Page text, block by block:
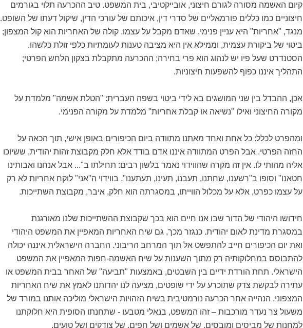
קיום האשמה מסורה לגורם חיצוני, אובייקטיבי, בית המשפט. טיב ההכרעה תלוי בגורמים
חיצוניים כמו כללים פורמאליים של סדרי דין, איכותם של עורכי הדין, שיקול דעתו של השופט.
מנגד, "אחריות" היא עניין פנימי, שאדם מקבל על עצמו. קולה של האחריות הוא קול המצפון;
ביטוי של ביקורת עצמית, וממילא אין היא מציבה טענות לעומתיות כלפי זולת כלשהו.
הסטנדרט שעל פיו יש לנהוג הוא פרי בחירה; ההכרעה מתקבלת בצקון הלחש הפרטי;
התהליך איננו כפוף להשפעות חיצוניות.
אכן, ההבדל בין שני המושגים בא לידי ביטוי בשפה העברית: "הטלת אשמה" מלמדת על
מקורה החיצוני ואילו "נשיאה או קבלת אחריות" מלמדת על מקורה הפנימי.
ומהפרט לכלל: כל אחת ואחד מאתנו מתוודה ביום הכיפורים באופן אישי, תוך הכאה על
החזה הפרטי. אבל הפרט המתוודה איננו אדם בודד אלא חלק מקבוצת זהות יהודית, ששיוכו
אליה מהותי לו. אין זה מקרה שהווידוי נאמר בלשון רבים: תחילתו ב"... אבל אנחנו ואבותינו
חטאנו" וסופו ב"רשענו, שחתנו, תעבנו, תעינו, תעתענו". בווידוי ה"אני" לוקח אחריות לא רק
על עצמו כפרט, אלא על מכלול הווייתו, במסגרתה הוא חלק, איבר, מקבוצת השתייכות.
חידושו היהודי של הדור שבו אנו חיים הוא בכך שקבוצת ההשתייכות שלנו מאורגנת
במסגרת מדינת לאום יהודית. כנגזר מכך, גם שיח האחריות המאפיין את המשפט היהודי
ואת יום הכיפורים חייב להתפשט אל תוך המרחב הריבוני. החברה הישראלית איננה יכולה
להתבוסס במחלוקותיה רק מתוך השענות על שיח האשמה-חפות המאפיין את המשפט
הישראלי. תחת הורדת ידיים בין השבטים, באמצעות "תביעה" של האחר בבית המשפט או
עתירה לבקשת צדק שתוכרע על ידי שופטים, מציעה לנו יהדותנו לאמץ את שיח האחריות
המצפוני. הנהייה אחר הכרעה נורמטיבית בשיח הזהויות הישראלי מוליכה אותנו במורד של
משעול צר נעדר מורכבות – זהו המשפט, בנאלי מטבעו - שתחנתו הסופית היא חלוקתנו
למחנות של מביסים ומובסים, של אשמים ושל חפים, של צודקים ושל טועים.